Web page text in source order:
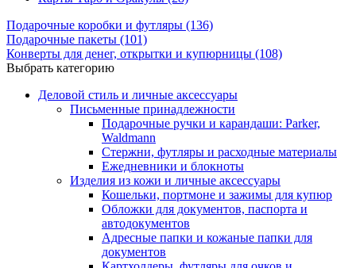
Подарочные коробки и футляры (136)
Подарочные пакеты (101)
Конверты для денег, открытки и купюрницы (108)
Выбрать категорию
Деловой стиль и личные аксессуары
Письменные принадлежности
Подарочные ручки и карандаши: Parker,
Waldmann
Стержни, футляры и расходные материалы
Ежедневники и блокноты
Изделия из кожи и личные аксессуары
Кошельки, портмоне и зажимы для купюр
Обложки для документов, паспорта и
автодокументов
Адресные папки и кожаные папки для
документов